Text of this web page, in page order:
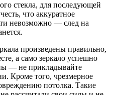
стекла, для последующей
что аккуратное
невозможно — след на
произведены правильно,
а само зеркало успешно
— не прикладывайте
Кроме того, чрезмерное
потолка. Такие